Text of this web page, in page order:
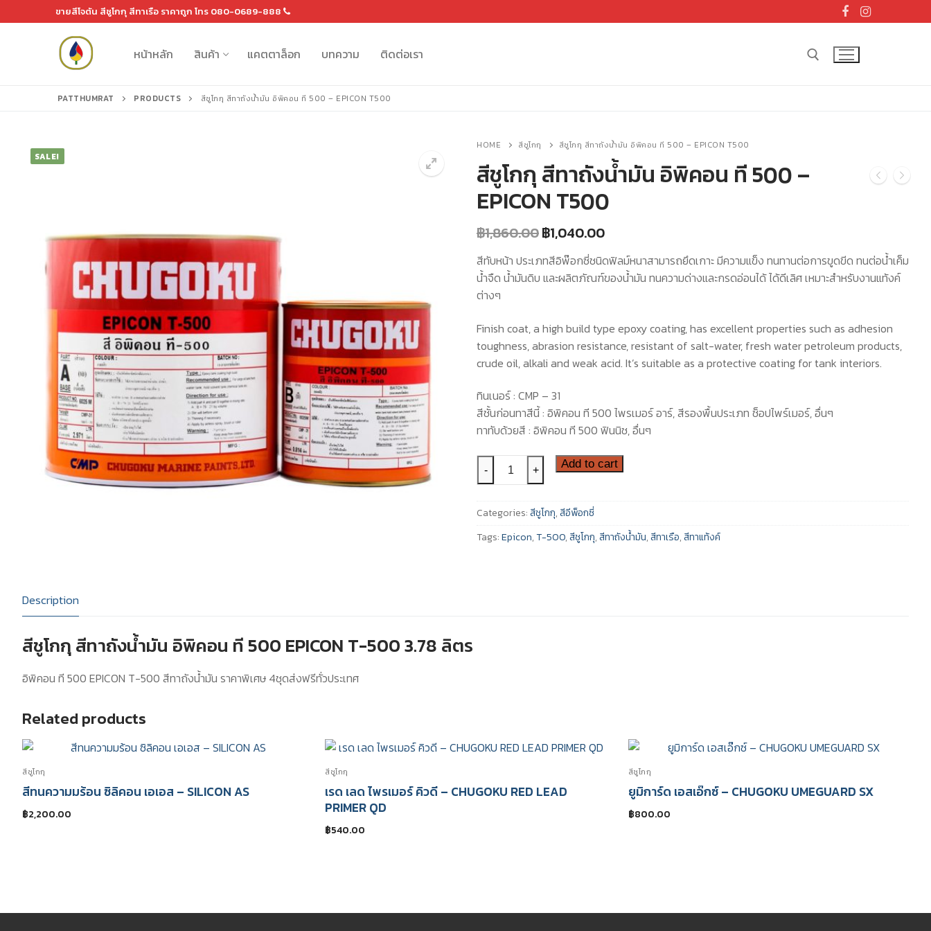
to
ขายสีโจตัน สีชูโกกุ สีทาเรือ ราคาถูก โทร 080-0689-888
หน้าหลัก สินค้า แคตตาล็อก บทความ ติดต่อเรา
หน้าหลัก
สินค้า
สีชูโกกุ
สีอีนเตอร์เนชันแนล
สีทีโอเอ
แคตตาล็อก
ติดต่อเรา
PATTHUMRAT PRODUCTS สีชูโกกุ สีทาถังน้ำมัน อิพิคอน ที 500 – EPICON T500
SALE!
HOME สีชูโกกุ สีชูโกกุ สีทาถังน้ำมัน อิพิคอน ที 500 – EPICON T500
สีชูโกกุ สีทาถังน้ำมัน อิพิคอน ที 500 –
EPICON T500
฿1,860.00Original
price
was:
฿1,860.00.
฿1,040.00Current
is:
฿1,040.00.
สีทับหน้า ประเภทสีอิพ๊อกซี่ชนิดฟิลม์หนาสามารถยึดเกาะ มีความแข็ง ทนทานต่อการขูดขีด ทนต่อน้ำเค็ม
น้ำจืด น้ำมันดิบ และผลิตภัณฑ์ของน้ำมัน ทนความด่างและกรดอ่อนได้ ได้ดีเลิศ เหมาะสำหรับงานแท้งค์
ต่างๆ
Finish coat, a high build type epoxy coating, has excellent properties such as adhesion
toughness, abrasion resistance, resistant of salt-water, fresh water petroleum products,
crude oil, alkali and weak acid. It’s suitable as a protective coating for tank interiors.
ทินเนอร์ : CMP – 31
สีชั้นก่อนทาสีนี้ : อิพิคอน ที 500 ไพรเมอร์ อาร์, สีรองพื้นประเภท ช็อปไพร์เมอร์, อื่นๆ
ทาทับด้วยสี : อิพิคอน ที 500 ฟินนิช, อื่นๆ
สี
ชู
สี
ทา
- + Add to cart
Categories:สีชูโกกุ,สีอีพ็อกซี่
Tags:Epicon,T-500,สีชูโกกุ,สีทาถังน้ำมัน,สีทาเรือ,สีทาแท้งค์
Description
สีชูโกกุ สีทาถังน้ำมัน อิพิคอน ที 500 EPICON T-500 3.78 ลิตร
อิพิคอน ที 500 EPICON T-500 สีทาถังน้ำมัน ราคาพิเศษ 4ชุดส่งฟรีทั่วประเทศ
Related products
สีชูโกกุ
สีทนความมร้อน ซิลิคอน เอเอส – SILICON AS
฿2,200.00
สีชูโกกุ
เรด เลด ไพรเมอร์ คิวดี – CHUGOKU RED LEAD
PRIMER QD
฿540.00
สีชูโกกุ
ยูมิการ์ด เอสเอ๊กซ์ – CHUGOKU UMEGUARD SX
฿800.00